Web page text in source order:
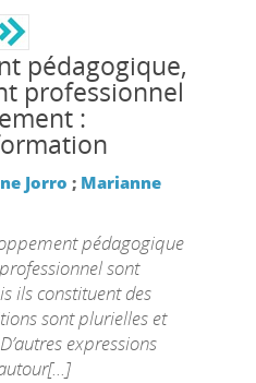
pédagogique,
professionnel
:
Jorro ; Marianne
pédagogique
sont
ils constituent des
sont plurielles et
expressions